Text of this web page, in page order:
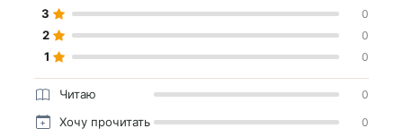
3 0
2 0
1 0
Читаю 0
Хочу прочитать 0